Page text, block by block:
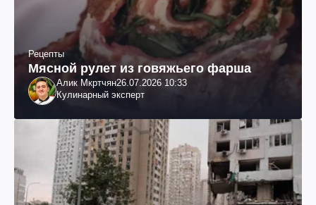
Рецепты
Мясной рулет из говяжьего фарша
Алик Мкртчян26.07.2026 10:33
Кулинарный эксперт